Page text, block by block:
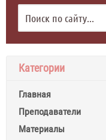
Категории
Главная
Преподаватели
Материалы